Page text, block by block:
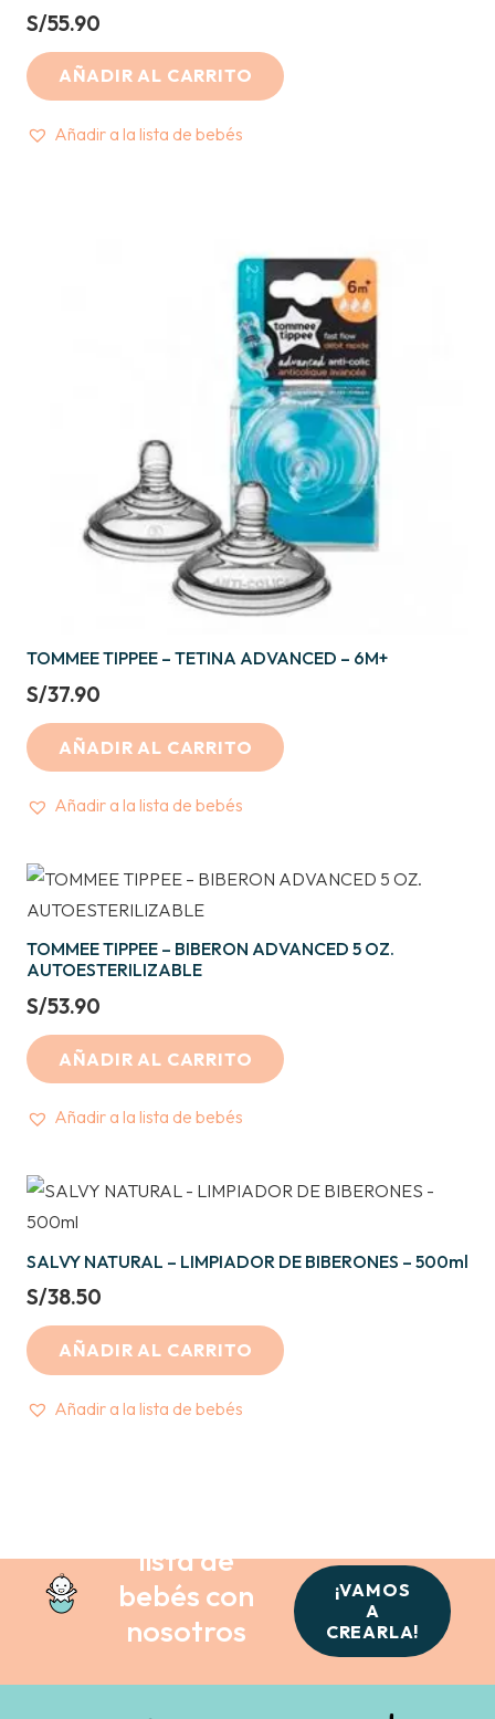
S/55.90
AÑADIR AL CARRITO
Añadir a la lista de bebés
TOMMEE TIPPEE – TETINA ADVANCED – 6M+
S/37.90
AÑADIR AL CARRITO
Añadir a la lista de bebés
TOMMEE TIPPEE – BIBERON ADVANCED 5 OZ.
AUTOESTERILIZABLE
S/53.90
AÑADIR AL CARRITO
Añadir a la lista de bebés
SALVY NATURAL – LIMPIADOR DE BIBERONES – 500ml
S/38.50
AÑADIR AL CARRITO
Añadir a la lista de bebés
lista de
bebés con
nosotros
¡VAMOS
A
CREARLA!